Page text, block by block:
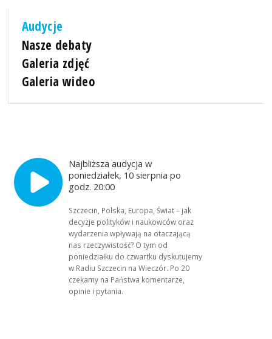
Audycje
Nasze debaty
Galeria zdjęć
Galeria wideo
Najbliższa audycja w
poniedziałek, 10 sierpnia po
godz. 20:00
Szczecin, Polska, Europa, Świat – jak
decyzje polityków i naukowców oraz
wydarzenia wpływają na otaczającą
nas rzeczywistość? O tym od
poniedziałku do czwartku dyskutujemy
w Radiu Szczecin na Wieczór. Po 20
czekamy na Państwa komentarze,
opinie i pytania.